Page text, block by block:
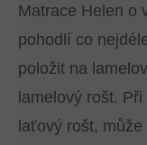
Matrace Helen o
pohodlí co
položit na
lamelový rošt.
laťový rošt,